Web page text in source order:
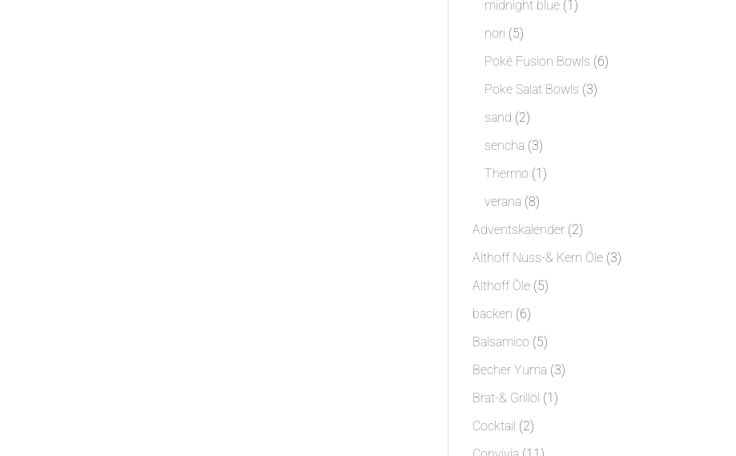
midnight blue 11
nori 55
Produkte
Pokè Fusion Bowls 66
Poke Salat Bowls 33
sand 22
Produkte
sencha 33
Produkte
Thermo 11
verana 88
Produkte
Adventskalender 22
Produkte
Althoff Nuss-& Kern Öle 33
Althoff Öle 55
backen 66
Produkte
Balsamico 55
Produkte
Becher Yuma 33
Brat-& Grillöl 11
Cocktail 22
Produkte